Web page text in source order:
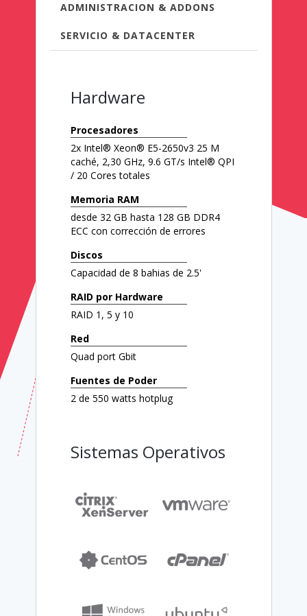
ADMINISTRACION & ADDONS
SERVICIO & DATACENTER
Hardware
Procesadores
2x Intel® Xeon® E5-2650v3 25 M
caché, 2,30 GHz, 9.6 GT/s Intel® QPI
/ 20 Cores totales
Memoria RAM
desde 32 GB hasta 128 GB DDR4
ECC con corrección de errores
Discos
Capacidad de 8 bahias de 2.5'
RAID por Hardware
RAID 1, 5 y 10
Red
Quad port Gbit
Fuentes de Poder
2 de 550 watts hotplug
Sistemas Operativos